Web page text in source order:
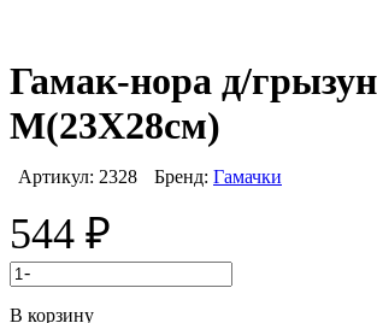
Гамак-нора д/
M(23Х28см)
Артикул: 2328 Бренд: Гамачки
544 ₽
-
В корзину